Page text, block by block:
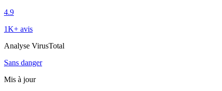
4.9
1K+ avis
Analyse VirusTotal
Sans danger
Mis à jour